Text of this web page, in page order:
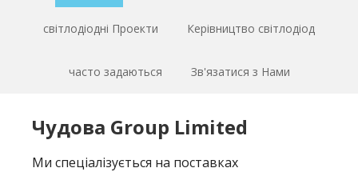
світлодіодні Проекти Керівництво світлодіод
часто задаються Зв'язатися з Нами
Чудова Group Limited
Ми спеціалізується на поставках